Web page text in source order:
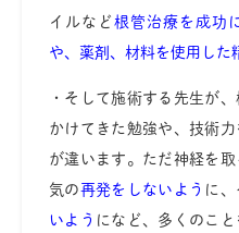
イルなど 根管治療を成功
や、薬剤、材料を使用した
・そして施術する先生が
かけてきた勉強や、技術
が違います。ただ神経を
気の再発をしないよう に
いよう になど、多くのこ